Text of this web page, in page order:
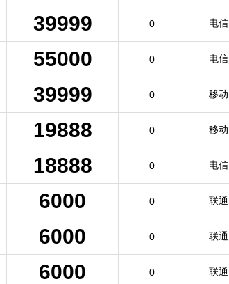
39999 0 电信
55000 0 电信
39999 0 移动
19888 0 移动
18888 0 电信
6000 0 联通
6000 0 联通
6000 0 联通